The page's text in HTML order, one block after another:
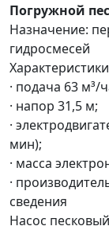
Погружной
Назначение:
гидросмесей
· подача 63 м³/
· напор 31,5 м;
·
мин);
· масса
·
сведения
Насос